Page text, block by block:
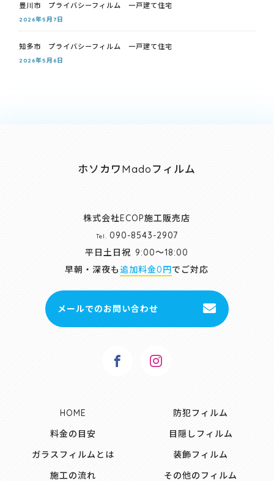
豊川市 プライバシーフィルム 一戸建て住宅
2026年5月7日
知多市 プライバシーフィルム 一戸建て住宅
2026年5月6日
ホソカワMadoフィルム
株式会社ECOP施工販売店
Tel.
090-8543-2907
平日土日祝 9:00～18:00
早朝・深夜も 追加料金0円でご対応
メールでのお問い合わせ
HOME
料金の目安
ガラスフィルムとは
施工の流れ
防犯フィルム
目隠しフィルム
装飾フィルム
その他のフィルム